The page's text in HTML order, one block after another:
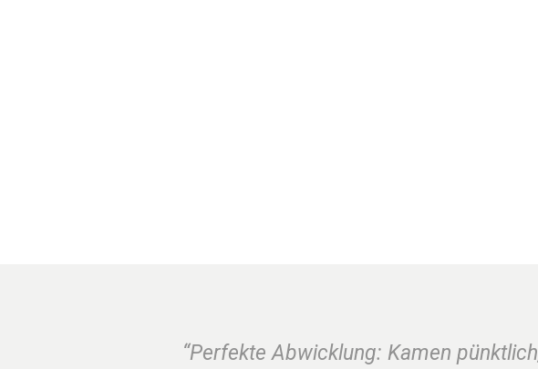
“Perfekte Abwicklung: Kamen